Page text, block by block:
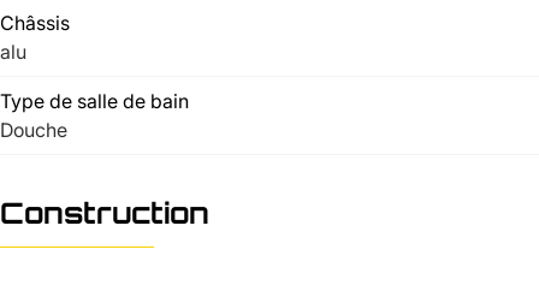
Châssis
alu
Type de salle de bain
Douche
Construction